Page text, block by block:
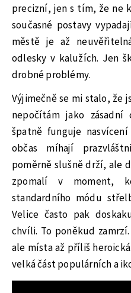
precizní, jen s tím, že ne
současné postavy
městě je až
odlesky v kalužích. Jen
drobné problémy.
Výjimečně se mi stalo, že
nepočítám jako
špatně funguje
občas míhají
poměrně slušně drží, ale
zpomalí v moment,
standardního módu
Velice často pak
chvíli. To poněkud
ale místa až příliš
velká část populárních a